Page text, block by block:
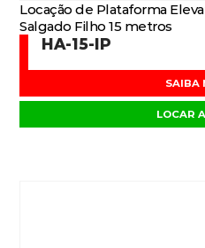
Locação de Plataforma
Salgado Filho 15 metros
HA-15-IP
SAIBA
LOCAR